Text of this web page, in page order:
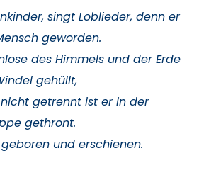
singt Loblieder, denn er
geworden.
des Himmels und der Erde
gehüllt,
getrennt ist er in der
gethront.
und erschienen.